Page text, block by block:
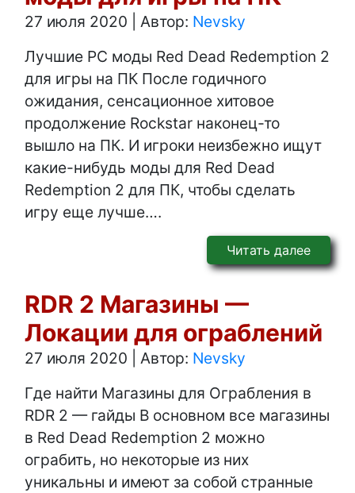
27 июля 2020 Автор: Nevsky
Лучшие PC моды Red Dead Redemption 2
для игры на ПК После годичного
ожидания, сенсационное хитовое
продолжение Rockstar наконец-то
вышло на ПК. И игроки неизбежно ищут
какие-нибудь моды для Red Dead
Redemption 2 для ПК, чтобы сделать
игру еще лучше….
Читать далее
RDR 2 Магазины —
Локации для ограблений
27 июля 2020 Автор: Nevsky
Где найти Магазины для Ограбления в
RDR 2 — гайды В основном все магазины
в Red Dead Redemption 2 можно
ограбить, но некоторые из них
уникальны и имеют за собой странные